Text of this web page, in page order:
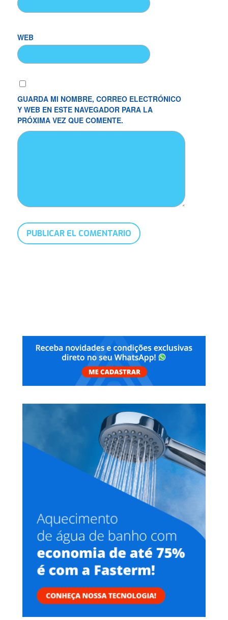
WEB
GUARDA MI NOMBRE, CORREO ELECTRÓNICO
Y WEB EN ESTE NAVEGADOR PARA LA
PRÓXIMA VEZ QUE COMENTE.